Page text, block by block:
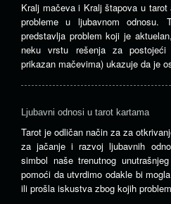
Kralj mačeva i Kralj štapova u
probleme u ljubavnom odnosu.
predstavlja problem koji je
neku vrstu rešenja za
prikazan mačevima) ukazuje da je
Ljubavni odnosi u tarot kartama
Tarot je odličan način za za
za jačanje i razvoj ljubavnih
simbol naše trenutnog
pomoći da utvrdimo odakle bi
ili prošla iskustva zbog kojih